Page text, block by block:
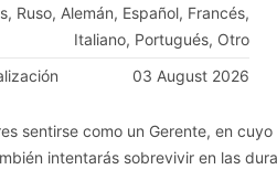
Ruso, Alemán, Español, Francés,
Italiano, Portugués, Otro
03 August 2026
sentirse como un Gerente, en
intentarás sobrevivir en las